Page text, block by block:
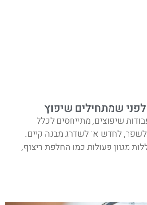
שמתחילים שיפוץ
שיפוצים, מתייחסים לכלל
לחדש או לשדרג מבנה קיים.
מגוון פעולות כמו החלפת ריצוף,